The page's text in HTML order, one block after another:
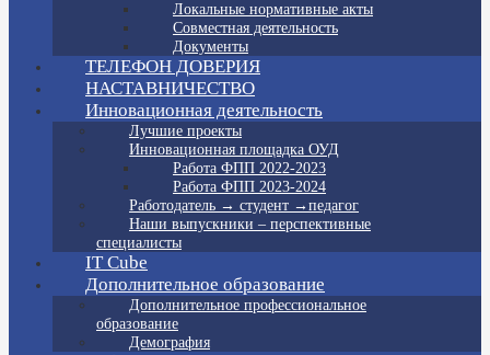
Локальные нормативные акты
Совместная деятельность
Документы
ТЕЛЕФОН ДОВЕРИЯ
НАСТАВНИЧЕСТВО
Инновационная деятельность
Лучшие проекты
Инновационная площадка ОУД
Работа ФПП 2022-2023
Работа ФПП 2023-2024
Работодатель → студент →педагог
Наши выпускники – перспективные
специалисты
IT Cube
Дополнительное образование
Дополнительное профессиональное
образование
Демография